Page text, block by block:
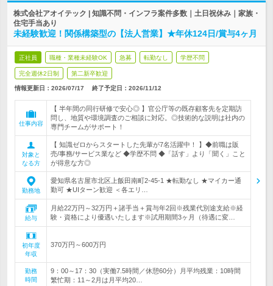
株式会社アオイテック | 知識不問・インフラ案件多数｜土日祝休み｜家族・
住宅手当あり
未経験歓迎！関係構築型の【法人営業】★年休124日/賞与4ヶ月
正社員 職種・業種未経験OK 急募 転勤なし 学歴不問
完全週休2日制 第二新卒歓迎
情報更新日：2026/07/17 終了予定日： 2026/11/12
仕事内容
【 半年間の同行研修で安心◎ 】官公庁等の既存顧客先を定期訪
問し、地質や環境調査のご相談に対応。◎技術的な説明は社内の
専門チームがサポート！
対象と
なる方
【 知識ゼロからスタートした先輩が7名活躍中！ 】◆前職は販
売/事務/サービス業など ◆学歴不問 ◆「話す」より「聞く」こと
が得意な方◎
勤務地
愛知県名古屋市北区上飯田南町2-45-1 ★転勤なし ★マイカー通
勤可 ★UIターン歓迎 ＜各エリ…
給与
月給22万円～32万円＋諸手当＋賞与年2回※残業代別途支給※経
験・資格により優遇いたします※試用期間3ヶ月（待遇に変…
初年度
年収
370万円～600万円
勤務
時間
9：00～17：30（実働7.5時間／休憩60分）月平均残業：10時間
繁忙期：11～2月は月平均20…